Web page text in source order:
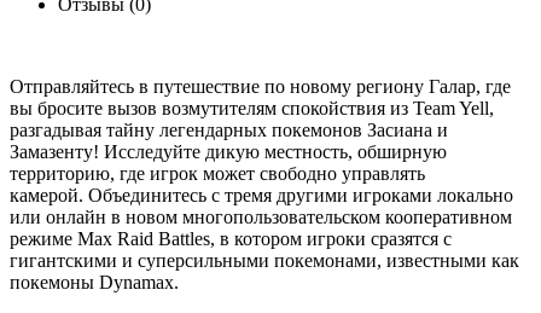
Отправляйтесь в путешествие по новому региону Галар, где
вы бросите вызов возмутителям спокойствия из Team Yell,
разгадывая тайну легендарных покемонов Засиана и
Замазенту! Исследуйте дикую местность, обширную
территорию, где игрок может свободно управлять
камерой. Объединитесь с тремя другими игроками локально
или онлайн в новом многопользовательском кооперативном
режиме Max Raid Battles, в котором игроки сразятся с
гигантскими и суперсильными покемонами, известными как
покемоны Dynamax.